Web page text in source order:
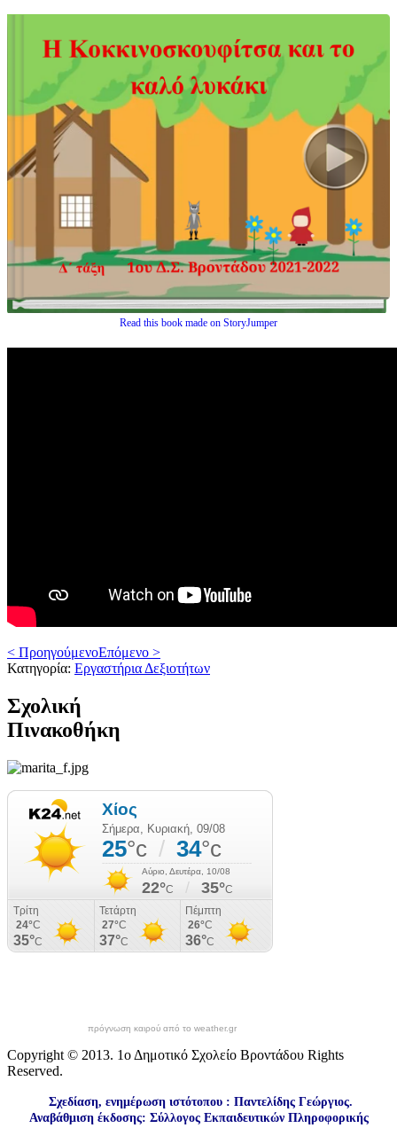
Read this book made on StoryJumper
< ΠροηγούμενοΕπόμενο >
Κατηγορία: Εργαστήρια Δεξιοτήτων
Σχολική
Πινακοθήκη
πρόγνωση καιρού από το weather.gr
Copyright © 2013. 1ο Δημοτικό Σχολείο Βροντάδου Rights
Reserved.
Σχεδίαση, ενημέρωση ιστότοπου : Παντελίδης Γεώργιος.
Αναβάθμιση έκδοσης: Σύλλογος Εκπαιδευτικών Πληροφορικής